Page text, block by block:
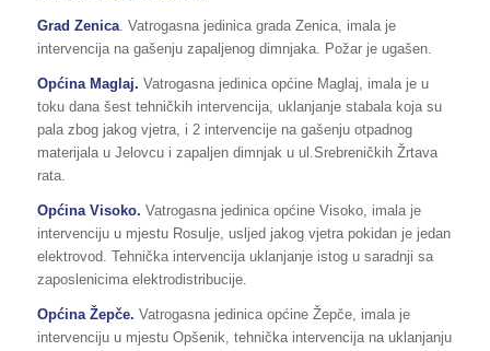
Grad Zenica. Vatrogasna jedinica grada Zenica, imala je
intervencija na gašenju zapaljenog dimnjaka. Požar je ugašen.
Općina Maglaj. Vatrogasna jedinica općine Maglaj, imala je u
toku dana šest tehničkih intervencija, uklanjanje stabala koja su
pala zbog jakog vjetra, i 2 intervencije na gašenju otpadnog
materijala u Jelovcu i zapaljen dimnjak u ul.Srebreničkih Žrtava
rata.
Općina Visoko. Vatrogasna jedinica općine Visoko, imala je
intervenciju u mjestu Rosulje, usljed jakog vjetra pokidan je jedan
elektrovod. Tehnička intervencija uklanjanje istog u saradnji sa
zaposlenicima elektrodistribucije.
Općina Žepče. Vatrogasna jedinica općine Žepče, imala je
intervenciju u mjestu Opšenik, tehnička intervencija na uklanjanju